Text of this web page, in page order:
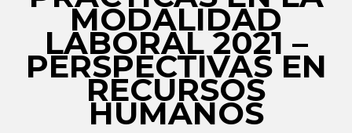
MODALIDAD
LABORAL 2021 –
PERSPECTIVAS EN
RECURSOS
HUMANOS